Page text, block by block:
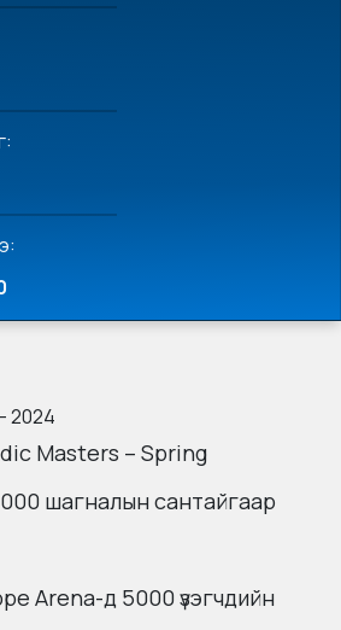
2024
Masters – Spring
шагналын сантайгаар
Arena-д 5000 үзэгчдийн